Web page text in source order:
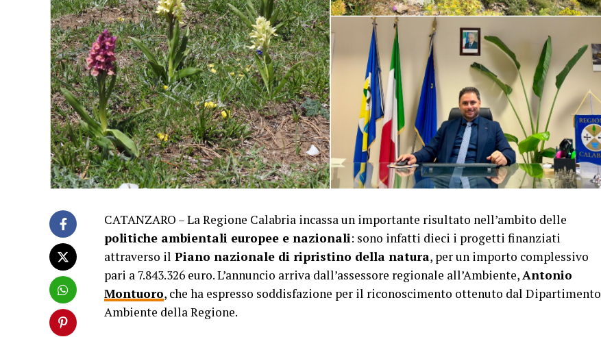
CATANZARO – La Regione Calabria incassa un importante risultato nell’ambito delle
politiche ambientali europee e nazionali: sono infatti dieci i progetti finanziati
attraverso il Piano nazionale di ripristino della natura, per un importo complessivo
pari a 7.843.326 euro. L’annuncio arriva dall’assessore regionale all’Ambiente,Antonio
Montuoro, che ha espresso soddisfazione per il riconoscimento ottenuto dal Dipartimento
Ambiente della Regione.